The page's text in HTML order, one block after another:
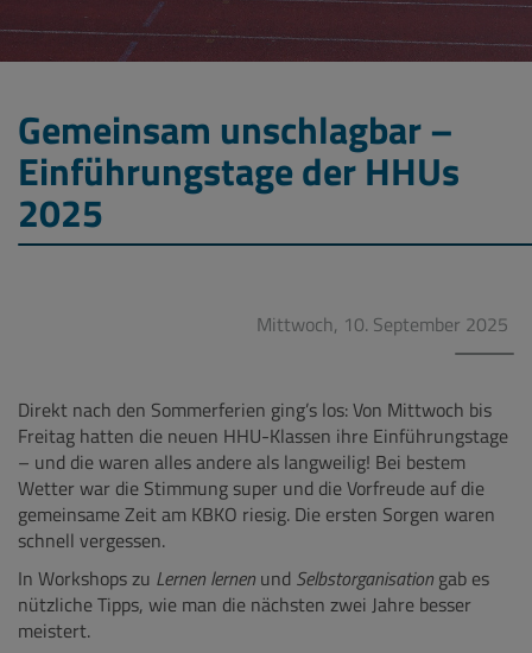
Gemeinsam unschlagbar –
Einführungstage der HHUs
2025
Mittwoch, 10. September 2025
Direkt nach den Sommerferien ging’s los: Von Mittwoch bis
Freitag hatten die neuen HHU-Klassen ihre Einführungstage
– und die waren alles andere als langweilig! Bei bestem
Wetter war die Stimmung super und die Vorfreude auf die
gemeinsame Zeit am KBKO riesig. Die ersten Sorgen waren
schnell vergessen.
In Workshops zu Lernen lernen und Selbstorganisation gab es
nützliche Tipps, wie man die nächsten zwei Jahre besser
meistert.